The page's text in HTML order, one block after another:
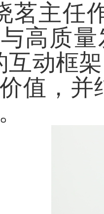
茗主任
高质
互动框
值，并